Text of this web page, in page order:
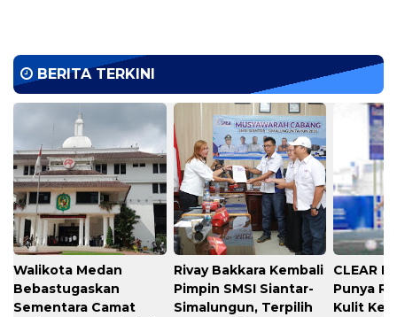
BERITA TERKINI
Walikota Medan
Bebastugaskan
Sementara Camat
Rivay Bakkara Kembali
Pimpin SMSI Siantar-
Simalungun, Terpilih
CLEAR
Punya
Kulit